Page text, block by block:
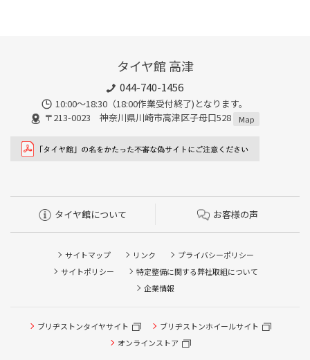
タイヤ館 高津
044-740-1456
10:00～18:30（18:00作業受付終了)となります。
〒213-0023 神奈川県川崎市高津区子母口528
Map
タイヤ館について お客様の声
サイトマップ リンク
プライバシーポリシー
サイトポリシー
特定整備に関する弊社取組について
企業情報
ブリヂストンタイヤサイト
ブリヂストンホイールサイト
オンラインストア
タイヤ点検・安全点検/タイヤ履き替え/オイル交換/その他
ピット作業の予約